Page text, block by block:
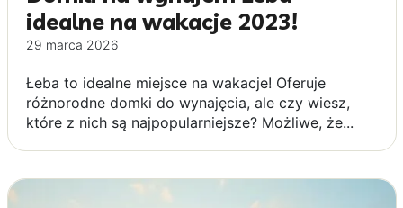
idealne na wakacje 2023!
29 marca 2026
Łeba to idealne miejsce na wakacje! Oferuje
różnorodne domki do wynajęcia, ale czy wiesz,
które z nich są najpopularniejsze? Możliwe, że...